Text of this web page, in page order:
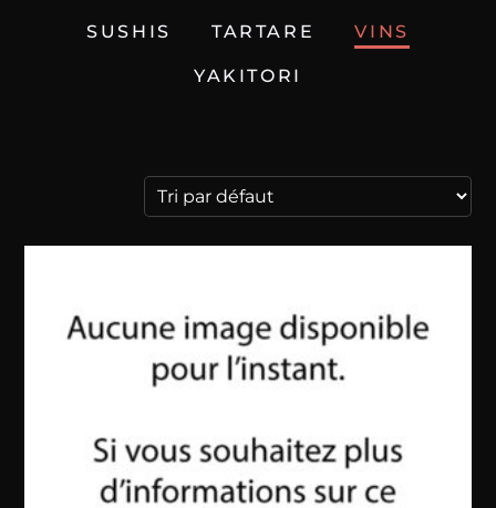
SUSHIS TARTARE VINS
YAKITORI